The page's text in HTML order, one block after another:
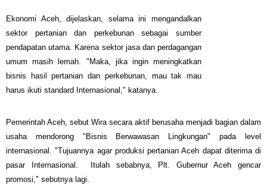
Ekonomi Aceh, dijelaskan, selama ini mengandalkan
sektor pertanian dan perkebunan sebagai sumber
pendapatan utama. Karena sektor jasa dan perdagangan
umum masih lemah. "Maka, jika ingin meningkatkan
bisnis hasil pertanian dan perkebunan, mau tak mau
harus ikuti standard Internasional," katanya.
Pemerintah Aceh, sebut Wira secara aktif berusaha menjadi bagian dalam
usaha mendorong "Bisnis Berwawasan Lingkungan" pada level
internasional. "Tujuannya agar produksi pertanian Aceh dapat diterima di
pasar Internasional. Itulah sebabnya, Plt. Gubernur Aceh gencar
promosi," sebutnya lagi.